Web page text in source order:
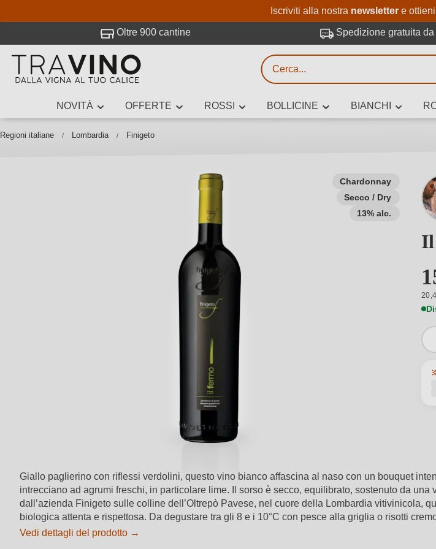
Iscriviti alla nostra newsletter e ottieni
Oltre 900 cantine Spedizione gratuita
NOVITÀ OFFERTE ROSSI BOLLICINE BIANCHI
Regioni italiane Lombardia Finigeto
Chardonnay
Secco / Dry
13% alc.
Il
Giallo paglierino con riflessi verdolini, questo vino bianco affascina al naso con un bouquet
intrecciano ad agrumi freschi, in particolare lime. Il sorso è secco, equilibrato, sostenuto da
dall’azienda Finigeto sulle colline dell’Oltrepò Pavese, nel cuore della Lombardia vitivinicola,
biologica attenta e rispettosa. Da degustare tra gli 8 e i 10°C con pesce alla griglia o risotti
Vedi dettagli del prodotto →
Ricerca vini
Inserisci almeno 3 caratteri
Descrivi il vino stai cercando – per gusto,
altri criteri.
Travino.